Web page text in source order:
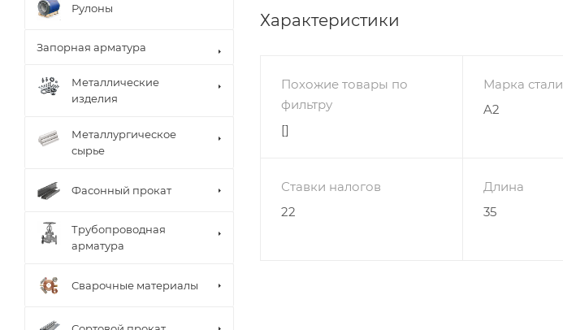
Характеристики
Похожие товары по
фильтру
[]
Марка стали
A2
Ставки налогов
22
Длина
35
Рулоны
Запорная арматура
Металлические
изделия
Металлургическое
сырье
Фасонный прокат
Трубопроводная
арматура
Сварочные материалы